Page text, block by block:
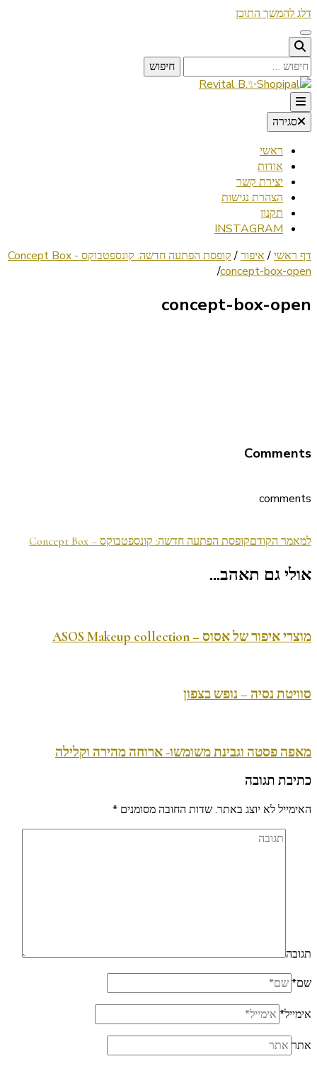
דלג להמשך התוכן
חיפוש:
Revital B.✨Shopipal
Lifestyle ✦ Beauty ✦ Vegan ✦ Travel
סגירה
ראשי
אודות
יצירת קשר
הצהרת נגישות
תקנון
INSTAGRAM
דף ראשי/ איפור/ קופסת הפתעה חדשה: קונספטבוקס - Concept Box
/concept-box-open
concept-box-open
Comments
comments
ניווט
בפוסטים
למאמר הקודםקופסת הפתעה חדשה: קונספטבוקס – Concept Box
אולי גם תאהב...
מוצרי איפור של אסוס – ASOS Makeup collection
סוויטת נסיה – נופש בצפון
מאפה פסטה וגבינת משומשו- ארוחה מהירה וקלילה
כתיבת תגובה
האימייל לא יוצג באתר.שדות החובה מסומנים *
תגובה
שם*
אימייל*
אתר